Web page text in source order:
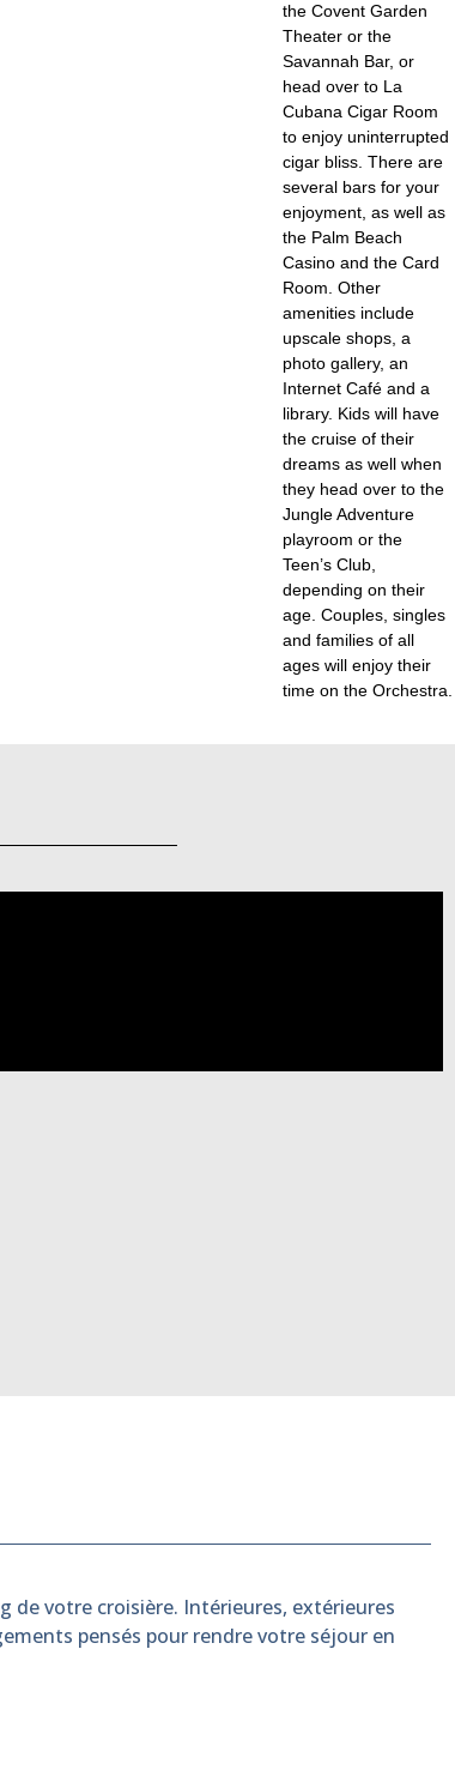
the Covent Garden
Theater or the
Savannah Bar, or
head over to La
Cubana Cigar Room
to enjoy uninterrupted
cigar bliss. There are
several bars for your
enjoyment, as well as
the Palm Beach
Casino and the Card
Room. Other
amenities include
upscale shops, a
photo gallery, an
Internet Café and a
library. Kids will have
the cruise of their
dreams as well when
they head over to the
Jungle Adventure
playroom or the
Teen’s Club,
depending on their
age. Couples, singles
and families of all
ages will enjoy their
time on the Orchestra.
de votre croisière. Intérieures, extérieures
pensés pour rendre votre séjour en